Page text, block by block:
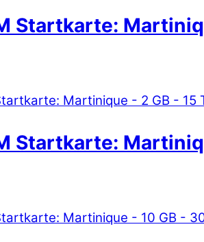
Startkarte:
Startkarte: